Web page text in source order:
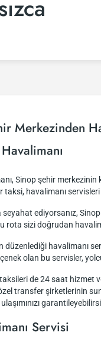
Merkezinden
Sinop şehir
taksi, havalimanı
seyahat ediyorsanız,
rota sizi doğrudan
düzenlediği havalimanı
olan bu servisler,
de 24 saat hizmet
transfer şirketlerinin
Servisi